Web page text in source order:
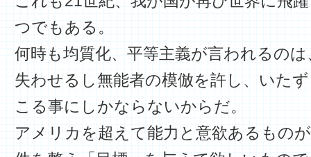
つでもある。
何時も均質化、平等主義が言われるの
失わせるし無能者の模倣を許し、いた
こる事にしかならないからだ。
アメリカを超えて能力と意欲あるもの